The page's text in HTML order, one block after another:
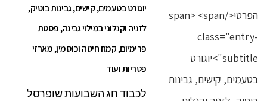
יוגורט בטעמים, קישים, גבינות בוטיק,
לזניה וקנלוני במילוי גבינה, פסטת
פרימיום, קמח חיטה וכוסמין, מארזי
פטריות ועוד
לכבוד חג השבועות שופרסל